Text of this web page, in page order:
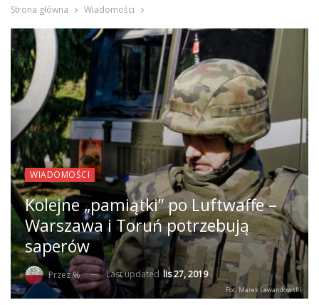
Strona główna Wiadomości
WIADOMOŚCI
Kolejne „pamiątki” po Luftwaffe –
Warszawa i Toruń potrzebują
saperów
Przez % Last updated lis 27, 2019
Fot. Marek Lewandowski